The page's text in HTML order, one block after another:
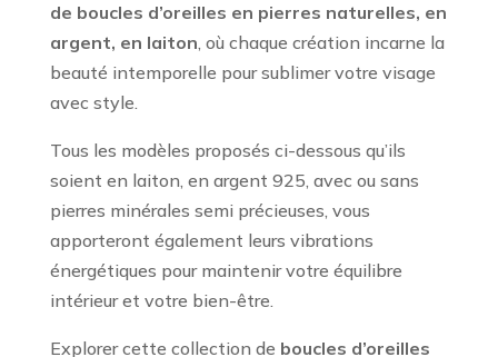
de boucles d’oreilles en pierres naturelles, en
argent, en laiton, où chaque création incarne la
beauté intemporelle pour sublimer votre visage
avec style.
Tous les modèles proposés ci-dessous qu’ils
soient en laiton, en argent 925, avec ou sans
pierres minérales semi précieuses, vous
apporteront également leurs vibrations
énergétiques pour maintenir votre équilibre
intérieur et votre bien-être.
Explorer cette collection de boucles d’oreilles